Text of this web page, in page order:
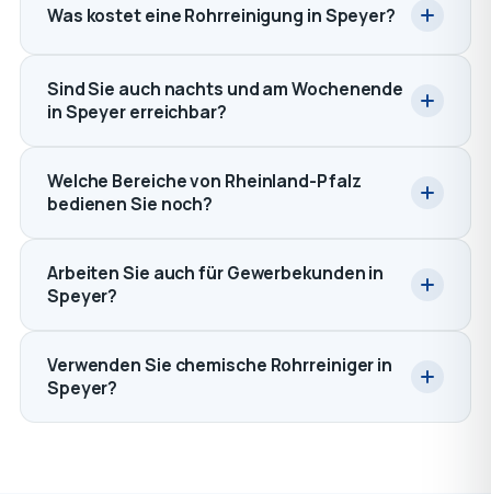
Was kostet eine Rohrreinigung in Speyer?
Sind Sie auch nachts und am Wochenende
in Speyer erreichbar?
Welche Bereiche von Rheinland-Pfalz
bedienen Sie noch?
Arbeiten Sie auch für Gewerbekunden in
Speyer?
Verwenden Sie chemische Rohrreiniger in
Speyer?